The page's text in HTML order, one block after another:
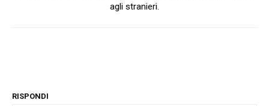
agli stranieri.
RISPONDI